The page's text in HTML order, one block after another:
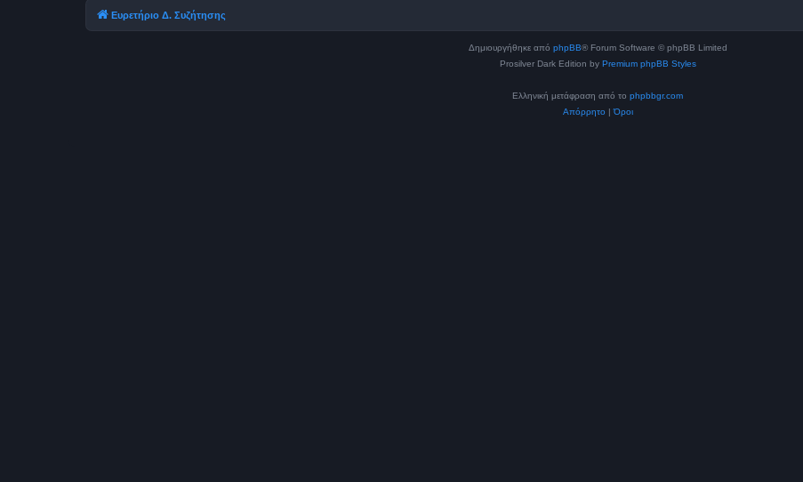
Ευρετήριο Δ. Συζήτησης
Δημιουργήθηκε από phpBB® Forum Software © phpBB Limited
Prosilver Dark Edition by Premium phpBB Styles
Ελληνική μετάφραση από το phpbbgr.com
Απόρρητο |Όροι